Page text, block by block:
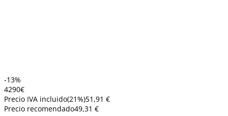
-13%
4290€
Precio IVA incluido(21%)51,91 €
Precio recomendado49,31 €